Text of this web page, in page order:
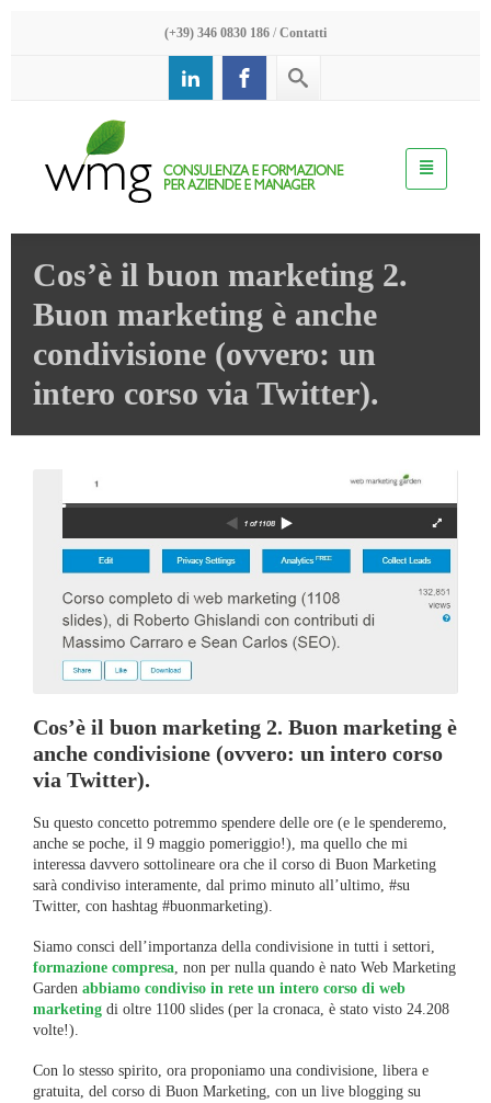
(+39) 346 0830 186 / Contatti
Cos’è il buon marketing 2.
Buon marketing è anche
condivisione (ovvero: un
intero corso via Twitter).
Cos’è il buon marketing 2. Buon marketing è
anche condivisione (ovvero: un intero corso
via Twitter).
Su questo concetto potremmo spendere delle ore (e le spenderemo,
anche se poche, il 9 maggio pomeriggio!), ma quello che mi
interessa davvero sottolineare ora che il corso di Buon Marketing
sarà condiviso interamente, dal primo minuto all’ultimo, #su
Twitter, con hashtag #buonmarketing).
Siamo consci dell’importanza della condivisione in tutti i settori,
formazione compresa , non per nulla quando è nato Web Marketing
Garden abbiamo condiviso in rete un intero corso di web
marketing di oltre 1100 slides (per la cronaca, è stato visto 24.208
volte!).
Con lo stesso spirito, ora proponiamo una condivisione, libera e
gratuita, del corso di Buon Marketing, con un live blogging su